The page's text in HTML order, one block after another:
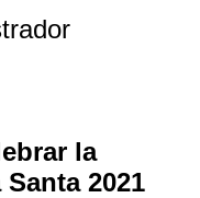
la
2021